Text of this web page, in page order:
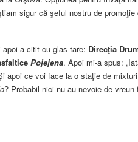
sigur că şeful nostru de
a citit cu glas tare: Direcţia
Pojejena. Apoi mi-a spus:
apoi ce voi face la o staţie de
? Probabil nici nu au nevoie de